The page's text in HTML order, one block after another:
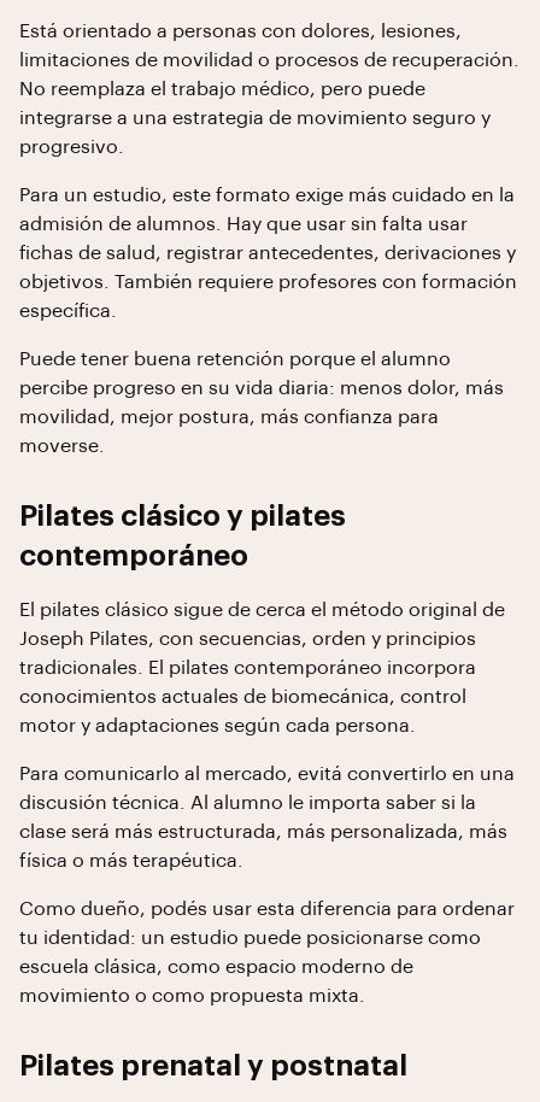
Está orientado a personas con dolores, lesiones,
limitaciones de movilidad o procesos de recuperación.
No reemplaza el trabajo médico, pero puede
integrarse a una estrategia de movimiento seguro y
progresivo.
Para un estudio, este formato exige más cuidado en la
admisión de alumnos. Hay que usar sin falta usar
fichas de salud, registrar antecedentes, derivaciones y
objetivos. También requiere profesores con formación
específica.
Puede tener buena retención porque el alumno
percibe progreso en su vida diaria: menos dolor, más
movilidad, mejor postura, más confianza para
moverse.
Pilates clásico y pilates
contemporáneo
El pilates clásico sigue de cerca el método original de
Joseph Pilates, con secuencias, orden y principios
tradicionales. El pilates contemporáneo incorpora
conocimientos actuales de biomecánica, control
motor y adaptaciones según cada persona.
Para comunicarlo al mercado, evitá convertirlo en una
discusión técnica. Al alumno le importa saber si la
clase será más estructurada, más personalizada, más
física o más terapéutica.
Como dueño, podés usar esta diferencia para ordenar
tu identidad: un estudio puede posicionarse como
escuela clásica, como espacio moderno de
movimiento o como propuesta mixta.
Pilates prenatal y postnatal